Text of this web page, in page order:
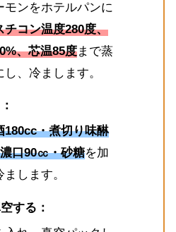
モンをホテルパンに
チコン温度280度、
、芯温85度まで蒸
し、冷まします。
180cc・煮切り味醂
口90㏄・砂糖を加
します。
する：